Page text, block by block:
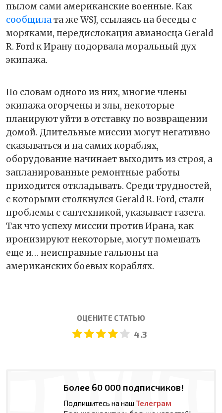
пылом сами американские военные. Как
сообщилата же WSJ, ссылаясь на беседы с
моряками, передислокация авианосца Gerald
R. Ford к Ирану подорвала моральный дух
экипажа.
По словам одного из них, многие члены
экипажа огорчены и злы, некоторые
планируют уйти в отставку по возвращении
домой. Длительные миссии могут негативно
сказываться и на самих кораблях,
оборудование начинает выходить из строя, а
запланированные ремонтные работы
приходится откладывать. Среди трудностей,
с которыми столкнулся Gerald R. Ford, стали
проблемы с сантехникой, указывает газета.
Так что успеху миссии против Ирана, как
иронизируют некоторые, могут помешать
еще и… неисправные гальюны на
американских боевых кораблях.
ОЦЕНИТЕ СТАТЬЮ
4.3
Более 60 000 подписчиков!
Подпишитесь на наш Телеграм